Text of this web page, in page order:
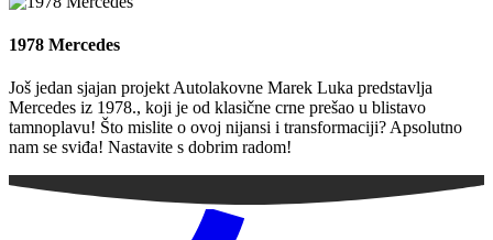
1978 Mercedes
Još jedan sjajan projekt Autolakovne Marek Luka predstavlja
Mercedes iz 1978., koji je od klasične crne prešao u blistavo
tamnoplavu! Što mislite o ovoj nijansi i transformaciji? Apsolutno
nam se sviđa! Nastavite s dobrim radom!